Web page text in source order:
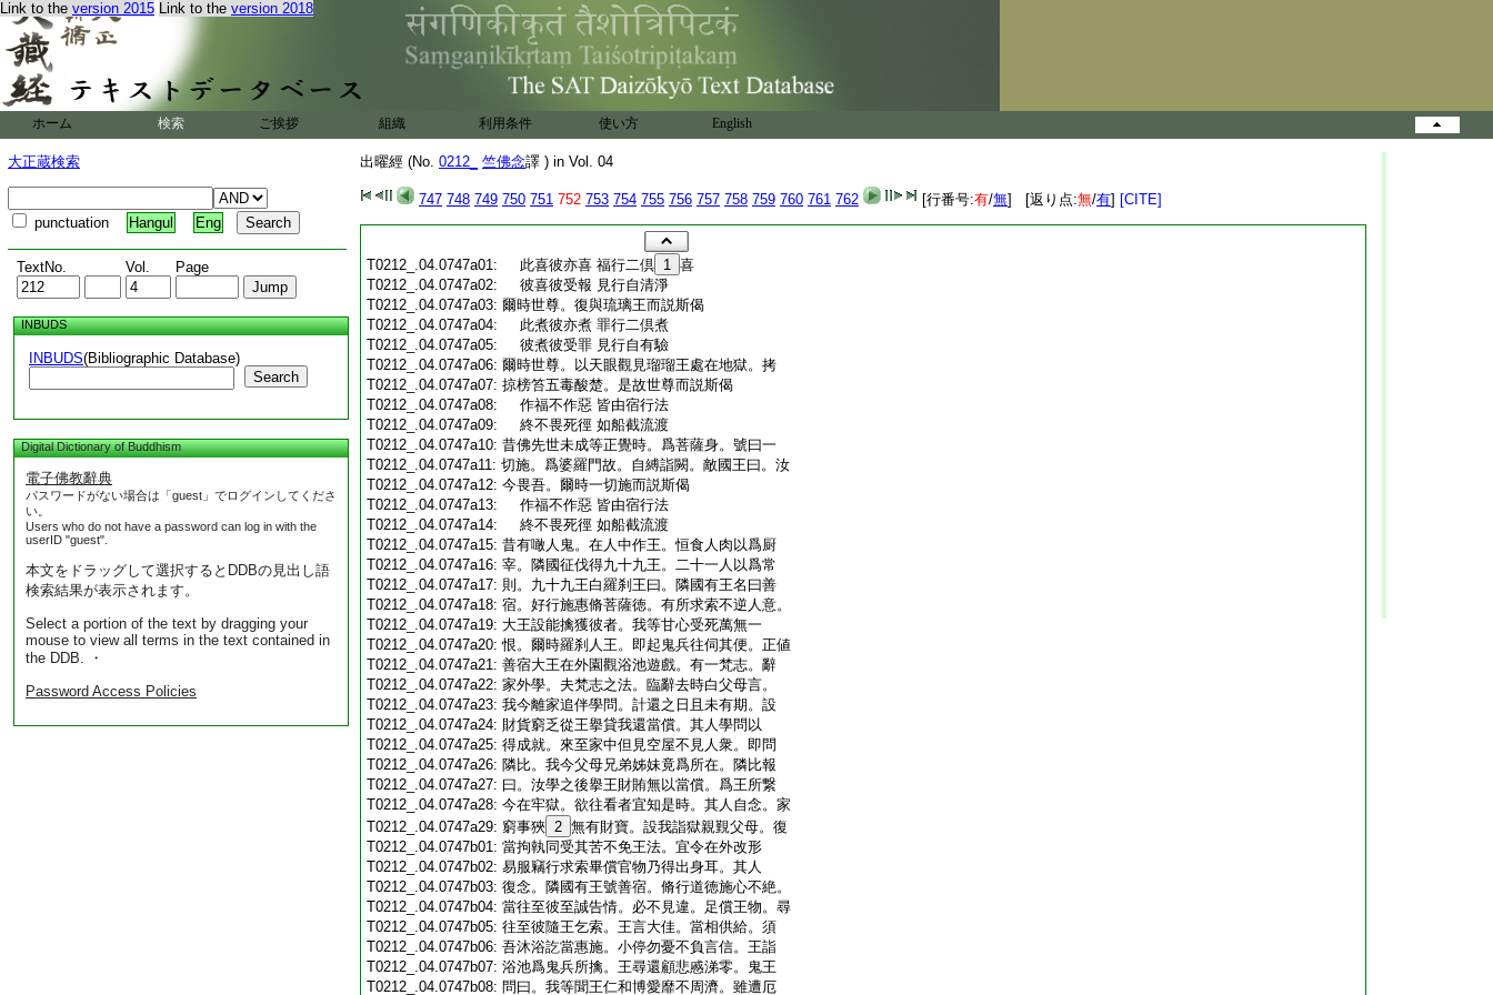
Link to the version 2015 Link to the version 2018
ホーム 検索 ご挨拶 組織 利用条件 使い方 English
大正蔵検索
punctuation Hangul Eng
TextNo. Vol. Page
INBUDS
INBUDS(Bibliographic Database)
Search
Digital Dictionary of Buddhism
電子佛教辭典
パスワードがない場合は「guest」でログインしてくださ
い。
Users who do not have a password can log in with the
userID "guest".
本文をドラッグして選択するとDDBの見出し語
検索結果が表示されます。
Select a portion of the text by dragging your
mouse to view all terms in the text contained in
the DDB. ・
Password Access Policies
出曜經 (No. 0212_ 竺佛念譯 ) in Vol. 04
747 748 749 750 751 752 753 754 755 756 757 758 759 760 761 762 [行番号:有/無] [返り点:無/有] [CITE]
T0212_.04.0747a01: 此喜彼亦喜 福行二倶 1 喜
T0212_.04.0747a02:
彼喜彼受報 見行自清淨
T0212_.04.0747a03: 爾時世尊。復與琉璃王而説斯偈
T0212_.04.0747a04:
此煮彼亦煮 罪行二倶煮
T0212_.04.0747a05:
彼煮彼受罪 見行自有驗
T0212_.04.0747a06: 爾時世尊。以天眼觀見瑠瑠王處在地獄。拷
T0212_.04.0747a07: 掠榜笞五毒酸楚。是故世尊而説斯偈
T0212_.04.0747a08:
作福不作惡 皆由宿行法
T0212_.04.0747a09:
終不畏死徑 如船截流渡
T0212_.04.0747a10: 昔佛先世未成等正覺時。爲菩薩身。號曰一
T0212_.04.0747a11: 切施。爲婆羅門故。自縛詣闕。敵國王曰。汝
T0212_.04.0747a12: 今畏吾。爾時一切施而説斯偈
T0212_.04.0747a13:
作福不作惡 皆由宿行法
T0212_.04.0747a14:
終不畏死徑 如船截流渡
T0212_.04.0747a15: 昔有噉人鬼。在人中作王。恒食人肉以爲厨
T0212_.04.0747a16: 宰。隣國征伐得九十九王。二十一人以爲常
T0212_.04.0747a17: 則。九十九王白羅刹王曰。隣國有王名曰善
T0212_.04.0747a18: 宿。好行施惠脩菩薩徳。有所求索不逆人意。
T0212_.04.0747a19: 大王設能擒獲彼者。我等甘心受死萬無一
T0212_.04.0747a20:恨。爾時羅刹人王。即起鬼兵往伺其便。正値
T0212_.04.0747a21: 善宿大王在外園觀浴池遊戲。有一梵志。辭
T0212_.04.0747a22: 家外學。夫梵志之法。臨辭去時白父母言。
T0212_.04.0747a23: 我今離家追伴學問。計還之日且未有期。設
T0212_.04.0747a24: 財貨窮乏從王擧貸我還當償。其人學問以
T0212_.04.0747a25: 得成就。來至家中但見空屋不見人衆。即問
T0212_.04.0747a26: 隣比。我今父母兄弟姊妹竟爲所在。隣比報
T0212_.04.0747a27: 曰。汝學之後擧王財賄無以當償。爲王所繋
T0212_.04.0747a28: 今在牢獄。欲往看者宜知是時。其人自念。家
T0212_.04.0747a29: 窮事狹 2 無有財寶。設我詣獄親覲父母。復
T0212_.04.0747b01: 當拘執同受其苦不免王法。宜令在外改形
T0212_.04.0747b02: 易服竊行求索畢償官物乃得出身耳。其人
T0212_.04.0747b03: 復念。隣國有王號善宿。脩行道徳施心不絶。
T0212_.04.0747b04: 當往至彼至誠告情。必不見違。足償王物。尋
T0212_.04.0747b05: 往至彼隨王乞索。王言大佳。當相供給。須
T0212_.04.0747b06: 吾沐浴訖當惠施。小停勿憂不負言信。王詣
T0212_.04.0747b07: 浴池爲鬼兵所擒。王尋還顧悲慼涕零。鬼王
T0212_.04.0747b08: 問曰。我等聞王仁和博愛靡不周濟。雖遭厄